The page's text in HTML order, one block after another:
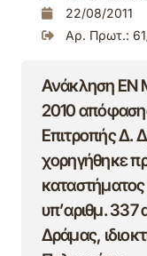
22/08/2011
Αρ. Πρωτ.:
Ανάκληση ΕΝ
2010
Επιτροπής Δ.
χορηγήθηκε
υπ’αριθμ. 337
Δράμας,